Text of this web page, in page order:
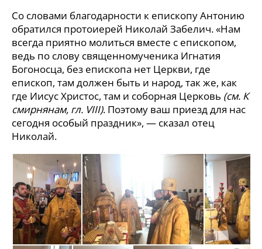
Со словами благодарности к епископу Антонию
обратился протоиерей Николай Забелич. «Нам
всегда приятно молиться вместе с епископом,
ведь по слову священномученика Игнатия
Богоносца, без епископа нет Церкви, где
епископ, там должен быть и народ, так же, как
где Иисус Христос, там и соборная Церковь (см. К
смирнянам, гл. VIII). Поэтому ваш приезд для нас
сегодня особый праздник», — сказал отец
Николай.